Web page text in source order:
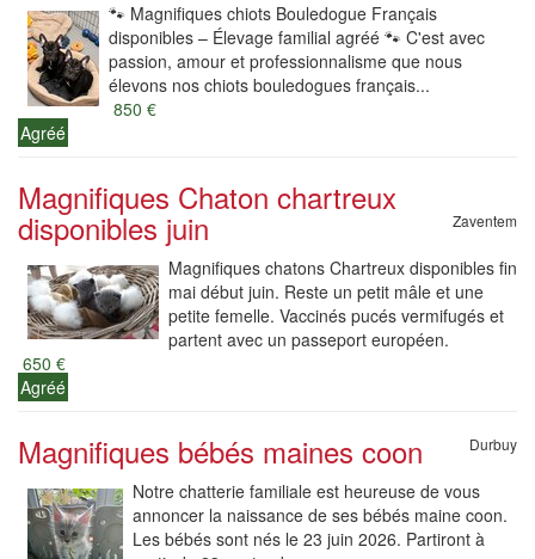
🐾 Magnifiques chiots Bouledogue Français
disponibles – Élevage familial agréé 🐾 C'est avec
passion, amour et professionnalisme que nous
élevons nos chiots bouledogues français...
850 €
Agréé
Magnifiques Chaton chartreux
disponibles juin Zaventem
Magnifiques chatons Chartreux disponibles fin
mai début juin. Reste un petit mâle et une
petite femelle. Vaccinés pucés vermifugés et
partent avec un passeport européen.
650 €
Agréé
Magnifiques bébés maines coon Durbuy
Notre chatterie familiale est heureuse de vous
annoncer la naissance de ses bébés maine coon.
Les bébés sont nés le 23 juin 2026. Partiront à